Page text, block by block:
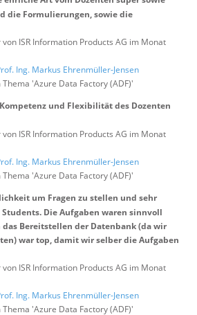
die Formulierungen, sowie die
ISR Information Products AG im Monat
Ing. Markus Ehrenmüller-Jensen
'Azure Data Factory (ADF)'
und Flexibilität des Dozenten
ISR Information Products AG im Monat
Ing. Markus Ehrenmüller-Jensen
'Azure Data Factory (ADF)'
um Fragen zu stellen und sehr
Die Aufgaben waren sinnvoll
Bereitstellen der Datenbank (da wir
war top, damit wir selber die Aufgaben
ISR Information Products AG im Monat
Ing. Markus Ehrenmüller-Jensen
'Azure Data Factory (ADF)'